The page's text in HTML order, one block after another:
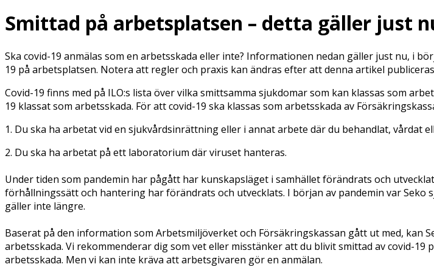
Smittad på arbetsplatsen – detta gäller just
Ska covid-19 anmälas som en arbetsskada eller inte? Informationen nedan gäller just nu, i
19 på arbetsplatsen. Notera att regler och praxis kan ändras efter att denna artikel
Covid-19 finns med på ILO:s lista över vilka smittsamma sjukdomar som kan klassas som
19 klassat som arbetsskada. För att covid-19 ska klassas som arbetsskada av
1. Du ska ha arbetat vid en sjukvårdsinrättning eller i annat arbete där du behandlat,
2. Du ska ha arbetat på ett laboratorium där viruset hanteras.
Under tiden som pandemin har pågått har kunskapsläget i samhället förändrats och
förhållningssätt och hantering har förändrats och utvecklats. I början av pandemin var
gäller inte längre.
Baserat på den information som Arbetsmiljöverket och Försäkringskassan gått ut med, kan
arbetsskada. Vi rekommenderar dig som vet eller misstänker att du blivit smittad av covid-
arbetsskada. Men vi kan inte kräva att arbetsgivaren gör en anmälan.